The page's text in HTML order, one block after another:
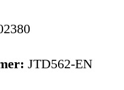
JTD562-EN